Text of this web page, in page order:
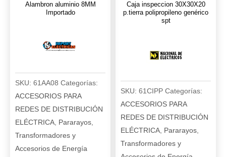
Alambron aluminio 8MM
Importado
SKU: 61AA08 Categorías:
ACCESORIOS PARA
REDES DE DISTRIBUCIÓN
ELÉCTRICA Pararayos
Transformadores y
Accesorios de Energía
Caja inspeccion 30X30X20
p.tierra polipropileno genérico
spt
SKU: 61CIPP Categorías:
ACCESORIOS PARA
REDES DE DISTRIBUCIÓN
ELÉCTRICA Pararayos
Transformadores y